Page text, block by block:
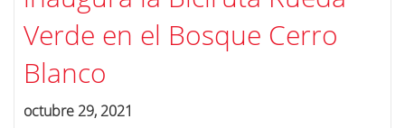
Verde en el Bosque Cerro
Blanco
octubre 29, 2021